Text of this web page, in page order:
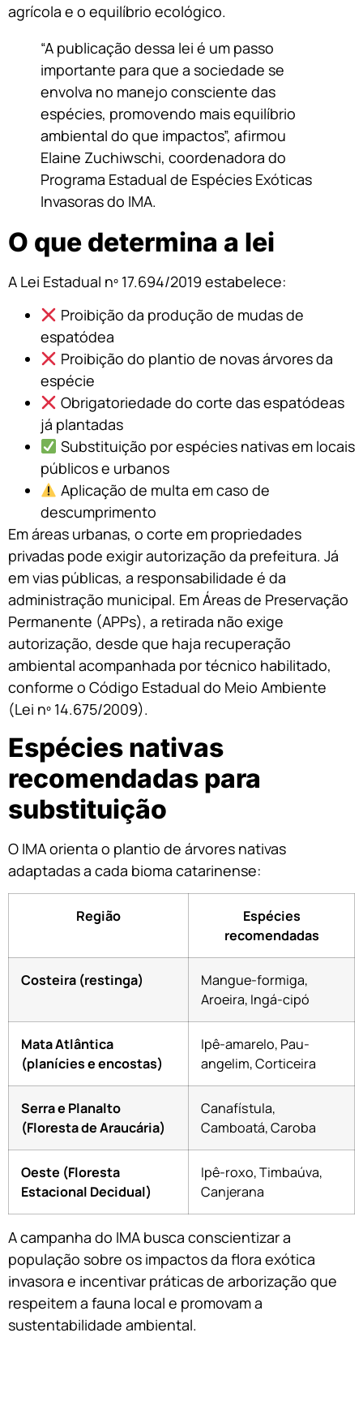
agrícola e o equilíbrio ecológico.
“A publicação dessa lei é um passo
importante para que a sociedade se
envolva no manejo consciente das
espécies, promovendo mais equilíbrio
ambiental do que impactos”, afirmou
Elaine Zuchiwschi, coordenadora do
Programa Estadual de Espécies Exóticas
Invasoras do IMA.
O que determina a lei
A Lei Estadual nº 17.694/2019 estabelece:
Proibição da produção de mudas de
espatódea
Proibição do plantio de novas árvores da
espécie
Obrigatoriedade do corte das espatódeas
já plantadas
Substituição por espécies nativas em locais
públicos e urbanos
Aplicação de multa em caso de
descumprimento
Em áreas urbanas, o corte em propriedades
privadas pode exigir autorização da prefeitura. Já
em vias públicas, a responsabilidade é da
administração municipal. Em Áreas de Preservação
Permanente (APPs), a retirada não exige
autorização, desde que haja recuperação
ambiental acompanhada por técnico habilitado,
conforme o Código Estadual do Meio Ambiente
(Lei nº 14.675/2009).
Espécies nativas
recomendadas para
substituição
O IMA orienta o plantio de árvores nativas
adaptadas a cada bioma catarinense:
Região
Espécies
recomendadas
Costeira (restinga)
Mangue-formiga,
Aroeira, Ingá-cipó
Mata Atlântica
(planícies e encostas)
Ipê-amarelo, Pau-
angelim, Corticeira
Serra e Planalto
(Floresta de Araucária)
Canafístula,
Camboatá, Caroba
Oeste (Floresta
Estacional Decidual)
Ipê-roxo, Timbaúva,
Canjerana
A campanha do IMA busca conscientizar a
população sobre os impactos da flora exótica
invasora e incentivar práticas de arborização que
respeitem a fauna local e promovam a
sustentabilidade ambiental.